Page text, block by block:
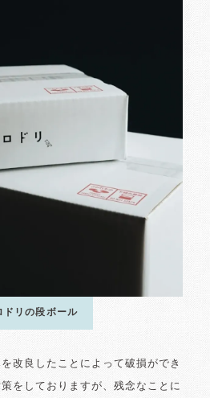
ドリの段ボール
改良したことによって破損ができ
をしておりますが、残念なことに